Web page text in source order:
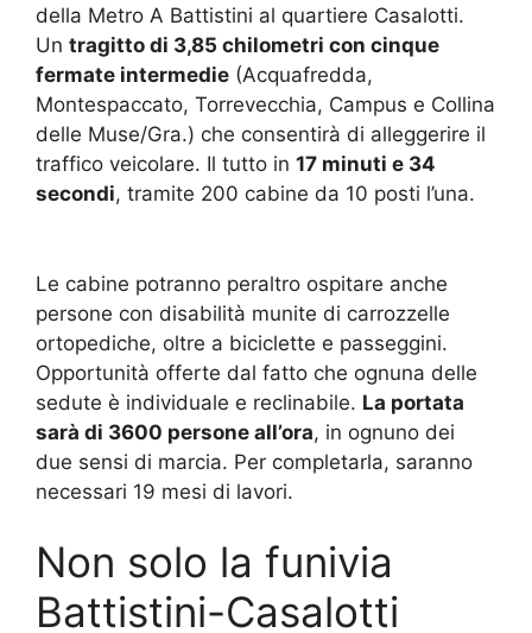
della Metro A Battistini al quartiere Casalotti.
Un tragitto di 3,85 chilometri con cinque
fermate intermedie (Acquafredda,
Montespaccato, Torrevecchia, Campus e Collina
delle Muse/Gra.) che consentirà di alleggerire il
traffico veicolare. Il tutto in 17 minuti e 34
secondi, tramite 200 cabine da 10 posti l’una.
Le cabine potranno peraltro ospitare anche
persone con disabilità munite di carrozzelle
ortopediche, oltre a biciclette e passeggini.
Opportunità offerte dal fatto che ognuna delle
sedute è individuale e reclinabile. La portata
sarà di 3600 persone all’ora, in ognuno dei
due sensi di marcia. Per completarla, saranno
necessari 19 mesi di lavori.
Non solo la funivia
Battistini-Casalotti